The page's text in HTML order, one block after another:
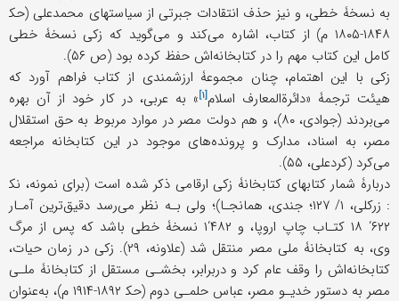
به نسخۀ خطی، و نیز حذف انتقادات جبرتی از سیاستهای محمدعلی (حک‍
۱۸۴۸-۱۸۰۵ م) از کتاب، اشاره می‌کند و می‌گوید که زکی نسخۀ خطی
کامل این کتاب مهم را در کتابخانه‌اش حفظ کرده بود (ص ۵۶).
زکی با این اهتمام، چنان مجموعۀ ارزشمندی از کتاب فراهم آورد که
هیئت ترجمۀ «دائرةالمعارف اسلام[۱] » به عربی، در کار خود از آن بهره
می‌بردند (جوادی، ۸۰)، و هم دولت مصر در موارد مربوط به حق استقلال
مصر، به اسناد، مدارک و پرونده‌های موجود در این کتابخانه مراجعه
می‌کرد (کردعلی، ۵۵).
دربارۀ شمار کتابهای کتابخانۀ زکی ارقامی ذکر شده است (برای نمونه، نک‍
: زرکلی، ۱/ ۱۲۷؛ جندی، همانجـا)؛ ولی بـه نظر می‌رسد دقیق‌ترین آمـار
۶۲۲‘ ۱۸ کتـاب چاپ اروپا، و ۴۸۲‘۱ نسخۀ خطی باشد که پس از مرگ
وی، به کتابخانۀ ملی مصر منتقل شد (علاونه، ۲۹). زکی در زمان حیات،
کتابخانه‌اش را وقف عام کرد و دربرابر، بخشـی مستقل از کتابخانۀ ملـی
مصر به دستور خدیـو مصر، عباس حلمـی دوم (حک‍ ۱۸۹۲-۱۹۱۴ م)، به‌عنوان